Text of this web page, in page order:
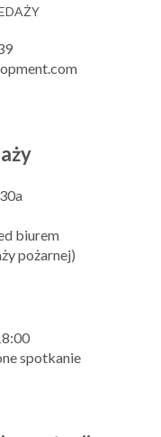
biurem
pożarnej)
spotkanie